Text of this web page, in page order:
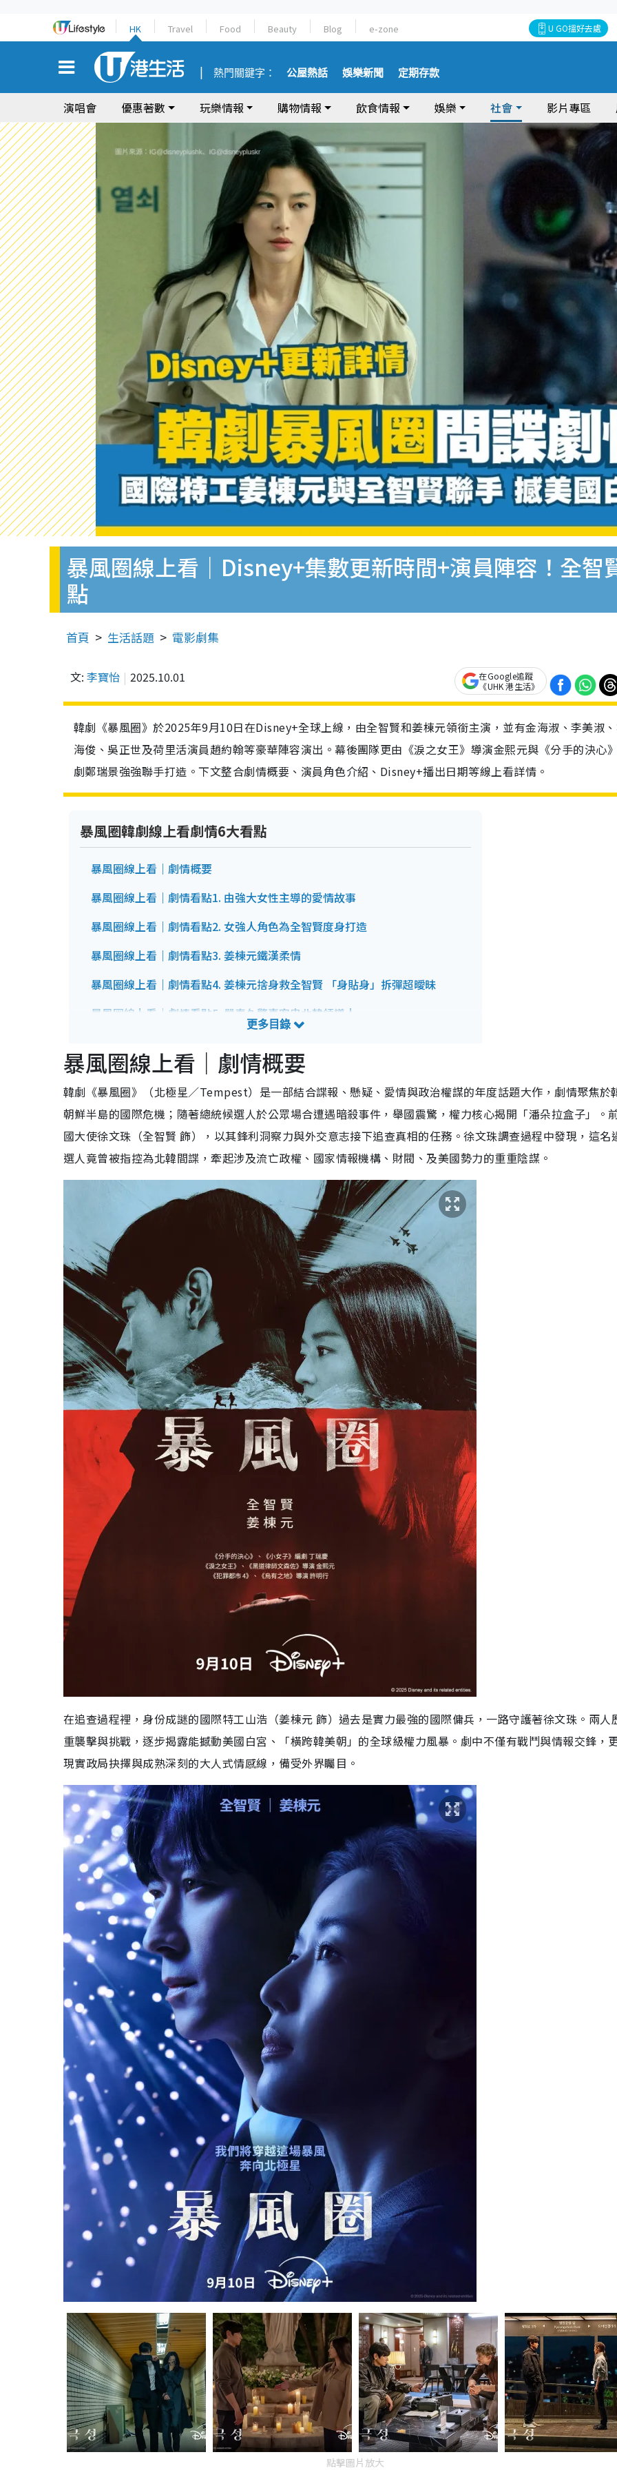
HK Travel Food Beauty Blog e-zone U GO搵好去處
熱門關鍵字： 公屋熱話 娛樂新聞 定期存款
演唱會 優惠著數 玩樂情報 購物情報 飲食情報 娛樂 社會 影片專區
暴風圈線上看｜Disney+集數更新時間+演員陣容！全智
點
首頁 生活話題 電影劇集
文: 李寶怡 2025.10.01
在Google追蹤
《UHK 港生活》
韓劇《暴風圈》於2025年9月10日在Disney+全球上線，由全智賢和姜棟元領銜主演，並有金海淑、李美淑
海俊、吳正世及荷里活演員趙約翰等豪華陣容演出。幕後團隊更由《淚之女王》導演金熙元與《分手的決心
劇鄭瑞景強強聯手打造。下文整合劇情概要、演員角色介紹、Disney+播出日期等線上看詳情。
暴風圈韓劇線上看劇情6大看點
暴風圈線上看｜劇情概要
暴風圈線上看｜劇情看點1. 由強大女性主導的愛情故事
暴風圈線上看｜劇情看點2. 女強人角色為全智賢度身打造
暴風圈線上看｜劇情看點3. 姜棟元鐵漢柔情
暴風圈線上看｜劇情看點4. 姜棟元捨身救全智賢 「身貼身」拆彈超曖昧
暴風圈線上看｜劇情看點5. 嚴泰久驚喜客串北韓領導人
暴風圈線上看｜演員角色陣容
1. 全智賢飾演：徐文珠
2. 姜棟元飾演山浩
3. 金海淑飾演：蔡京信
4. 朴海俊飾演：俊益
5. 吳正世飾演：俊相
暴風圈線上看｜Disney+上架日期/集數
暴風圈線上看｜預告片
暴風圈線上看｜劇情概要
韓劇《暴風圈》（北極星／Tempest）是一部結合諜報、懸疑、愛情與政治權謀的年度話題大作，劇情聚焦於
朝鮮半島的國際危機；隨著總統候選人於公眾場合遭遇暗殺事件，舉國震驚，權力核心揭開「潘朵拉盒子」。
國大使徐文珠（全智賢 飾），以其鋒利洞察力與外交意志接下追查真相的任務。徐文珠調查過程中發現，這名
選人竟曾被指控為北韓間諜，牽起涉及流亡政權、國家情報機構、財閥、及美國勢力的重重陰謀。
在追查過程裡，身份成謎的國際特工山浩（姜棟元 飾）過去是實力最強的國際傭兵，一路守護著徐文珠。兩人
重襲擊與挑戰，逐步揭露能撼動美國白宮、「橫跨韓美朝」的全球級權力風暴。劇中不僅有戰鬥與情報交鋒，
現實政局抉擇與成熟深刻的大人式情感線，備受外界矚目。
點擊圖片放大